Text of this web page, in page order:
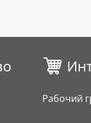
Рабочий